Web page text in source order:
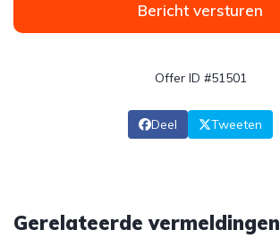
Bericht versturen
Offer ID #51501
Deel Tweeten
Gerelateerde vermeldingen